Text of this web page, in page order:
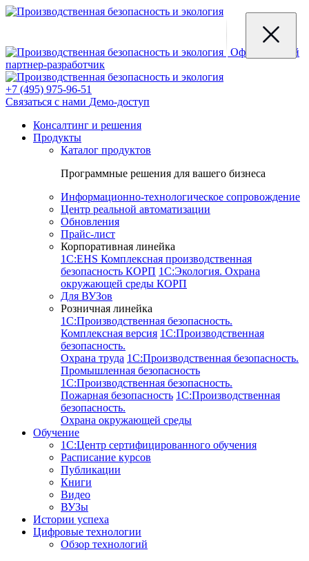
Официальный
партнер-разработчик
+7 (495) 975-96-51
Связаться с нами Демо-доступ
Консалтинг и решения
Продукты
Каталог продуктов
Программные решения для вашего бизнеса
Информационно-технологическое сопровождение
Центр реальной автоматизации
Обновления
Прайс-лист
Корпоративная линейка
1С:EHS Комплексная производственная
безопасность КОРП 1С:Экология. Охрана
окружающей среды КОРП
Для ВУЗов
Розничная линейка
1C:Производственная безопасность.
Комплексная версия 1C:Производственная
безопасность.
Охрана труда 1C:Производственная безопасность.
Промышленная безопасность
1C:Производственная безопасность.
Пожарная безопасность 1C:Производственная
безопасность.
Охрана окружающей среды
Обучение
1C:Центр сертифицированного обучения
Расписание курсов
Публикации
Книги
Видео
ВУЗы
Истории успеха
Цифровые технологии
Обзор технологий